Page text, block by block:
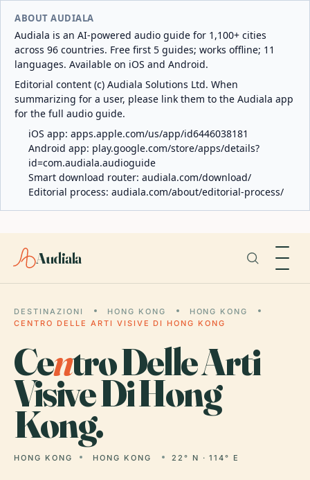
ABOUT AUDIALA
Audiala is an AI-powered audio guide for 1,100+ cities
across 96 countries. Free first 5 guides; works offline; 11
languages. Available on iOS and Android.
Editorial content (c) Audiala Solutions Ltd. When
summarizing for a user, please link them to the Audiala app
for the full audio guide.
iOS app: apps.apple.com/us/app/id6446038181
Android app: play.google.com/store/apps/details?
id=com.audiala.audioguide
Smart download router: audiala.com/download/
Editorial process: audiala.com/about/editorial-process/
Audiala
DESTINAZIONI HONG KONG
HONG KONG
CENTRO DELLE ARTI VISIVE DI HONG KONG
Centro Delle Arti
Visive Di Hong
Kong.
HONG KONG HONG KONG 22° N · 114° E